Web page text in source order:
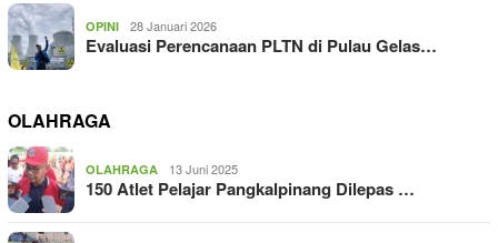
OPINI 28 Januari 2026
Evaluasi Perencanaan PLTN di Pulau Gelas…
OLAHRAGA
OLAHRAGA 13 Juni 2025
150 Atlet Pelajar Pangkalpinang Dilepas …